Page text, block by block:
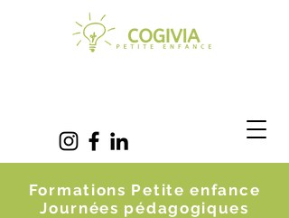
Formations Petite enfance
Journées pédagogiques